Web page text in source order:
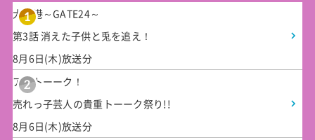
1
大空港～GATE24～
第3話 消えた子供と兎を追え！
8月6日(木)放送分
2
アメトーーク！
売れっ子芸人の貴重トーーク祭り!!
8月6日(木)放送分